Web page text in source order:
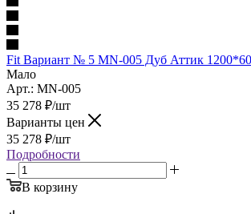
Fit Вариант № 5 MN-005 Дуб Аттик
Мало
Арт.: MN-005
35 278 ₽/шт
Варианты цен
35 278 ₽/шт
Подробности
В корзину